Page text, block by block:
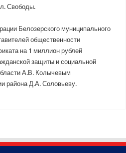
Свободы.
Белозерского муниципального
общественности
на 1 миллион рублей
защиты и социальной
А.В. Колычевым
района Д.А. Соловьеву.